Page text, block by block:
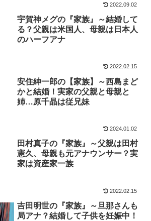
2022.09.02
宇賀神メグの『家族』～結婚して
る？父親は米国人、母親は日本人
のハーフアナ
2022.02.15
安住紳一郎の【家族】～西島まど
かと結婚！実家の父親と母親と
姉…原千晶は従兄妹
2024.01.02
田村真子の『家族』～父親は田村
憲久、母親も元アナウンサー？実
家は資産家一族
2022.02.15
吉田明世の『家族』～旦那さんも
局アナ？結婚して子供を妊娠中！